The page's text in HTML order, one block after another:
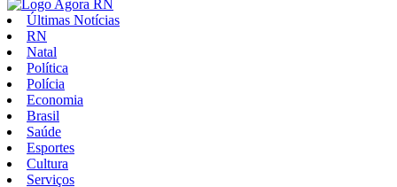
Últimas Notícias
RN
Natal
Política
Polícia
Economia
Brasil
Saúde
Esportes
Cultura
Serviços